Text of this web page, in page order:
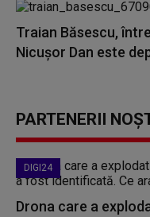
Traian Băsescu,
Nicuşor Dan este
PARTENERII
DIGI24
Drona care a